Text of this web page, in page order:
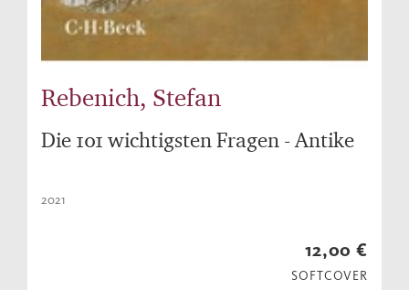
Rebenich, Stefan
Die 101 wichtigsten Fragen - Antike
2021
12,00 €
SOFTCOVER